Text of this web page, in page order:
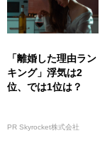
「離婚した理由ラン
キング」浮気は2
位、では1位は？
PR Skyrocket株式会社